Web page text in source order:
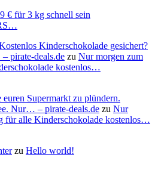
€ für 3 kg schnell sein
Kinderschokolade gesichert?
pirate-deals.de zu Nur morgen zum
kostenlos…
euren Supermarkt zu plündern.
Nur… – pirate-deals.de zu Nur
für alle Kinderschokolade kostenlos…
zu Hello world!